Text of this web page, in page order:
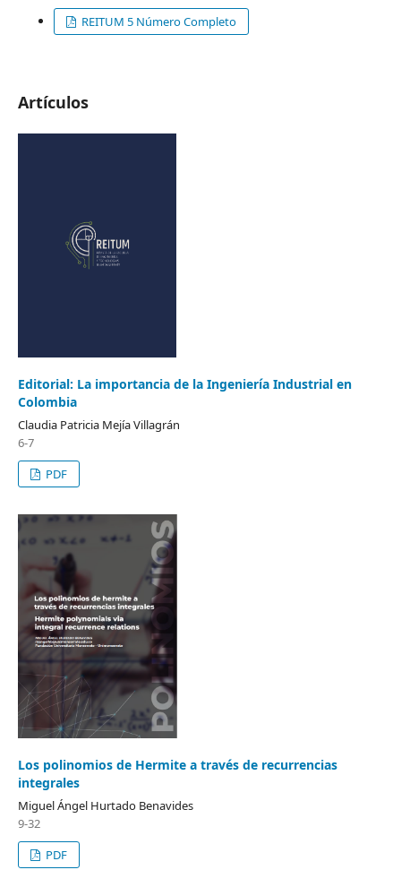
REITUM 5 Número Completo
Artículos
Editorial: La importancia de la Ingeniería Industrial en
Colombia
Claudia Patricia Mejía Villagrán
6-7
PDF
Los polinomios de Hermite a través de recurrencias
integrales
Miguel Ángel Hurtado Benavides
9-32
PDF